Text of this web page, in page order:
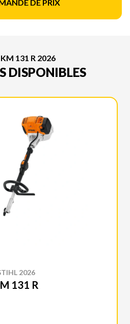
DE PRIX
131 R 2026
DISPONIBLES
2026
131 R